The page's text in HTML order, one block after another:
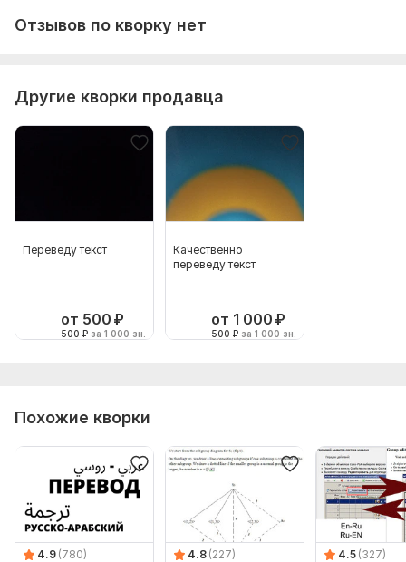
Отзывов по кворку нет
Другие кворки продавца
Переведу текст
от 500 ₽
500 ₽ за 1 000 зн.
Качественно
переведу текст
от 1 000 ₽
500 ₽ за 1 000 зн.
Похожие кворки
4.9 (780)
4.8 (227)
4.5 (327)